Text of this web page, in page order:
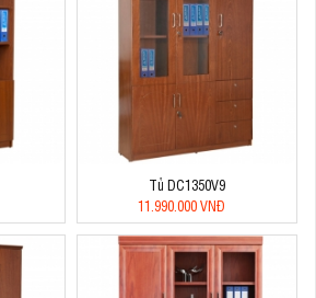
Tủ DC1350V9
11.990.000 VNĐ